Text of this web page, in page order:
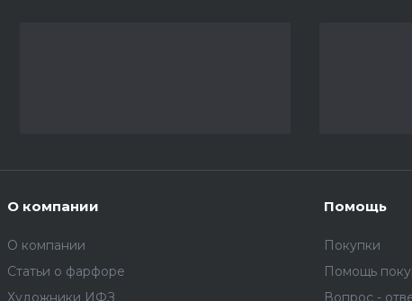
О компании
О компании
Статьи о фарфоре
Художники ИФЗ
Помощь
Покупки
Помощь
Вопрос -